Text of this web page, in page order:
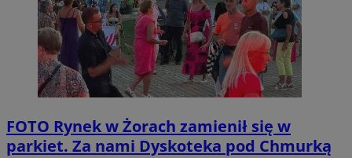
FOTO Rynek w Żorach zamienił się w
parkiet. Za nami Dyskoteka pod Chmurką